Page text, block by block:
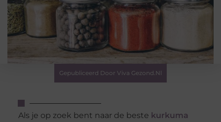
Gepubliceerd Door Viva Gezond.nl
Als je op zoek bent naar de beste kurkuma